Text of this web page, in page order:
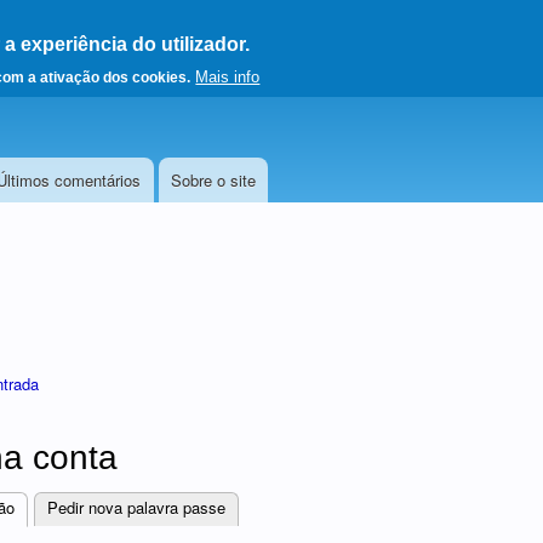
experiência do utilizador.
a ativação dos cookies. Mais info
página principal
comentários Sobre o site
conta
(separador ativo)
Pedir nova palavra passe